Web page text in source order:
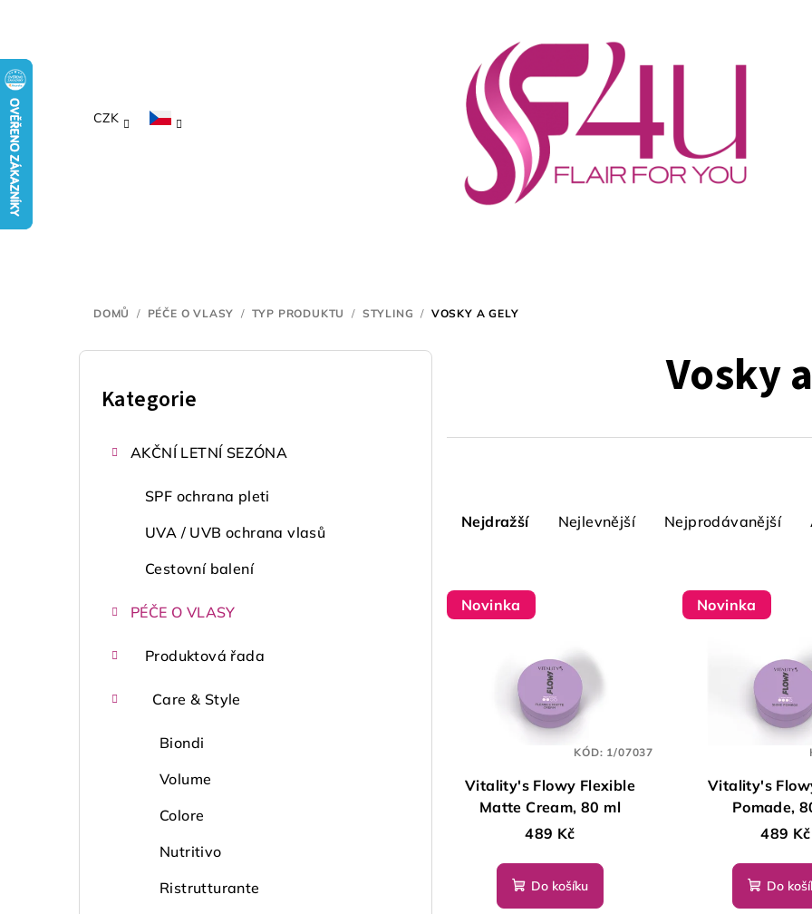
CZK
DOMŮ / PÉČE O VLASY / TYP PRODUKTU / STYLING / VOSKY A GELY
P
Přeskočit
Kategorie
AKČNÍ LETNÍ SEZÓNA
SPF ochrana pleti
UVA / UVB ochrana vlasů
Cestovní balení
PÉČE O VLASY
Produktová řada
Care & Style
Biondi
Volume
Colore
Nutritivo
Ristrutturante
Vosky
a
e
Nejdražší Nejlevnější Nejprodávanější
V
ý
Novinka
Vitality's Flowy Flexible
Matte Cream, 80 ml
489 Kč
Do košíku
KÓD: 1/07037
Novinka
Vitality's
Pomade,
489 Kč
Do